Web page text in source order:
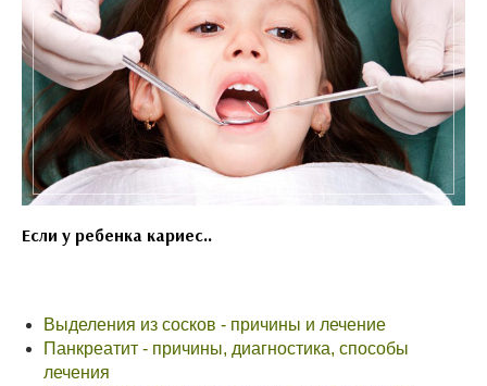
Если у ребенка кариес..
Выделения из сосков - причины и лечение
Панкреатит - причины, диагностика, способы
лечения